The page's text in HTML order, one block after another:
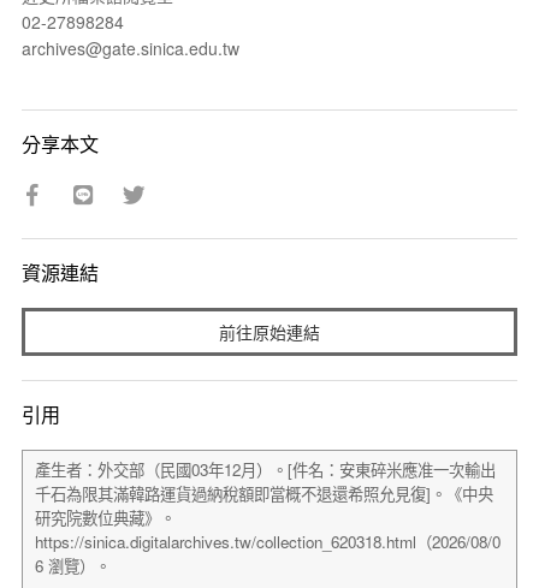
02-27898284
archives@gate.sinica.edu.tw
分享本文
資源連結
前往原始連結
引用